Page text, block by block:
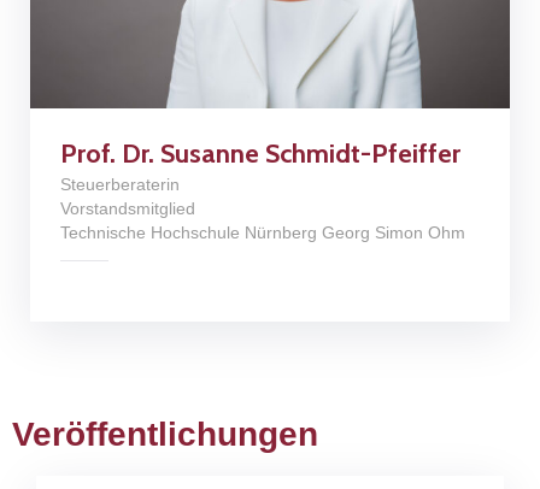
Prof. Dr. Susanne Schmidt-Pfeiffer
Steuerberaterin
Vorstandsmitglied
Technische Hochschule Nürnberg Georg Simon Ohm
Veröffentlichungen